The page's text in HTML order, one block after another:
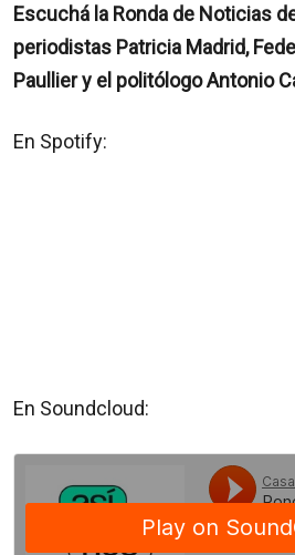
Escuchá la Ronda de Noticias
periodistas Patricia Madrid,
Paullier y el politólogo Antonio
En Spotify:
En Soundcloud: